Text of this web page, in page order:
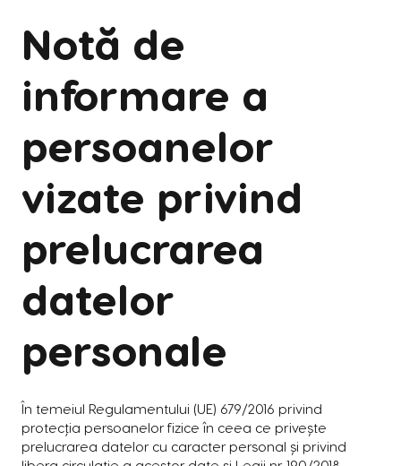
Notă de
informare a
persoanelor
vizate privind
prelucrarea
datelor
personale
În temeiul Regulamentului (UE) 679/2016 privind
protecția persoanelor fizice în ceea ce privește
prelucrarea datelor cu caracter personal și privind